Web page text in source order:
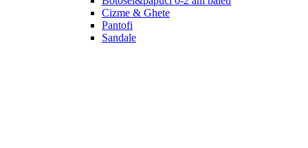
Cizme & Ghete
Pantofi
Sandale